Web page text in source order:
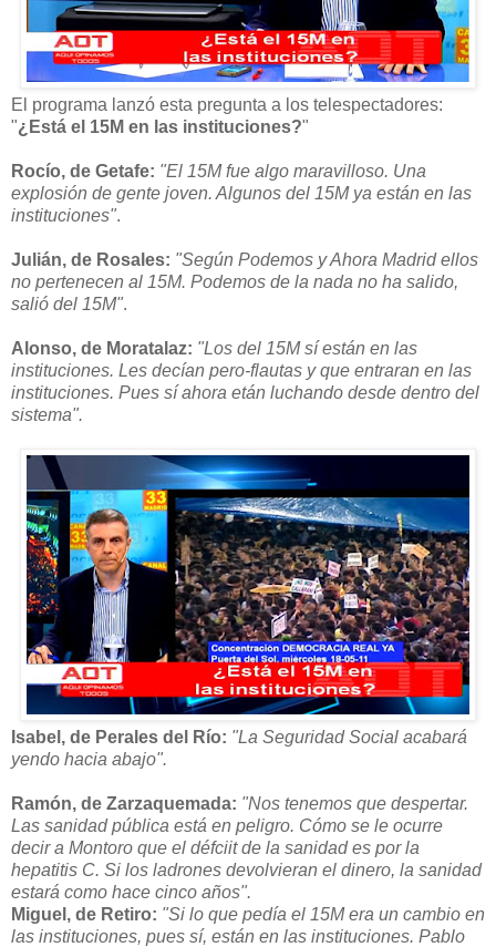
El programa lanzó esta pregunta a los telespectadores:
"¿Está el 15M en las instituciones?"
Rocío, de Getafe: "El 15M fue algo maravilloso. Una
explosión de gente joven. Algunos del 15M ya están en las
instituciones".
Julián, de Rosales: "Según Podemos y Ahora Madrid ellos
no pertenecen al 15M. Podemos de la nada no ha salido,
salió del 15M".
Alonso, de Moratalaz: "Los del 15M sí están en las
instituciones. Les decían pero-flautas y que entraran en las
instituciones. Pues sí ahora etán luchando desde dentro del
sistema".
Isabel, de Perales del Río: "La Seguridad Social acabará
yendo hacia abajo".
Ramón, de Zarzaquemada: "Nos tenemos que despertar.
Las sanidad pública está en peligro. Cómo se le ocurre
decir a Montoro que el défciit de la sanidad es por la
hepatitis C. Si los ladrones devolvieran el dinero, la sanidad
estará como hace cinco años".
Miguel, de Retiro: "Si lo que pedía el 15M era un cambio en
las instituciones, pues sí, están en las instituciones. Pablo